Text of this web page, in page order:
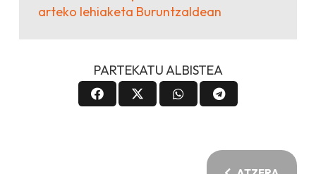
arteko lehiaketa Buruntzaldean
PARTEKATU ALBISTEA